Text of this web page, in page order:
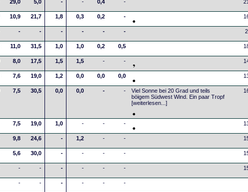
29,0 5,0 - - 0,4 -
10,9 21,7 1,8 0,3 0,2 -
- - - - - -
11,0 31,5 1,0 1,0 0,2 0,5
8,0 17,5 1,5 1,5 - -
7,6 19,0 1,2 0,0 0,0 0,0
7,5 30,5 0,0 0,0 - -
Viel Sonne bei 20 Grad und teils
böigem Südwest Wind. Ein paar Tropf
[weiterlesen...]
7,5 19,0 1,0 - - -
9,8 24,6 - 1,2 - -
5,6 30,0 - - - -
- - - - - -
- - - - - -